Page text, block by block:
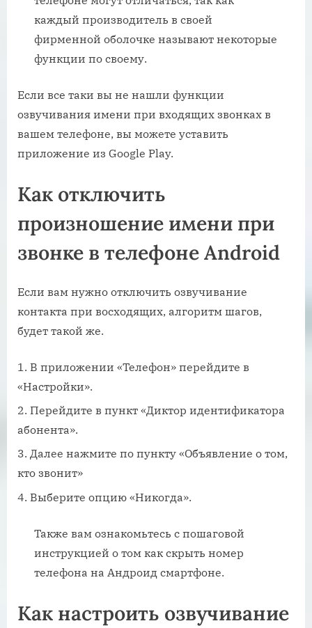
каждый производитель в своей
фирменной оболочке называют некоторые
функции по своему.
Если все таки вы не нашли функции
озвучивания имени при входящих звонках в
вашем телефоне, вы можете уставить
приложение из Google Play.
Как отключить
произношение имени при
звонке в телефоне Android
Если вам нужно отключить озвучивание
контакта при восходящих, алгоритм шагов,
будет такой же.
В приложении «Телефон» перейдите в
«Настройки».
Перейдите в пункт «Диктор идентификатора
абонента».
Далее нажмите по пункту «Объявление о том,
кто звонит»
Выберите опцию «Никогда».
Также вам ознакомьтесь с пошаговой
инструкцией о том как скрыть номер
телефона на Андроид смартфоне.
Как настроить озвучивание